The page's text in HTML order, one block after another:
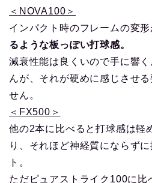
＜NOVA100＞
インパクト時のフレームの変形
るような板っぽい打球感。
減衰性能は良くいので手に響
んが、それが硬めに感じさせ
せん。
＜FX500＞
他の2本に比べると打球感は軽
り、それほど神経質にならず
ト。
ただピュアストライク100に比